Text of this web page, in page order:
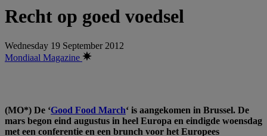
Recht op goed voedsel
Wednesday 19 September 2012
Mondiaal Magazine
(MO*) De ‘Good Food March‘ is aangekomen in Brussel. De
mars begon eind augustus in heel Europa en eindigde woensdag
met een conferentie en een brunch voor het Europees